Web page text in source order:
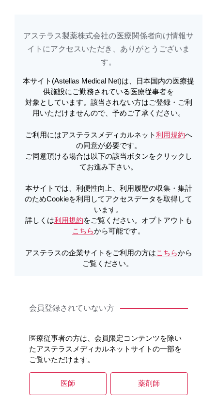
アステラスメディカルネットでは、利便性向上、利用履歴の収集・集計のた
Cookieを利用してアクセスデータを取得しています。詳しくは 利用規約
インタビューフォーム | ボノテオ
50mgインタビューフォーム 第１７
PDFをダウンロード
製品Q&A
アステラス製薬株式会社の医療関係者向け情報サ
イトに​アクセスいただき、ありがとうございま
す。​
本サイト(Astellas Medical Net)は、日本国内の医療提
供施設にご勤務されている医療従事者を
対象としています。該当されない方はご登録・ご利
用いただけませんので、予めご了承ください。
ご利用にはアステラスメディカルネット利用規約へ
の同意が必要です。
ご同意頂ける場合は以下の該当ボタンをクリックし
てお進み下さい。
本サイトでは、利便性向上、利用履歴の収集・集計
のためCookieを利用してアクセスデータを取得して
います。
詳しくは利用規約をご覧ください。オプトアウトも
こちらから可能です。
アステラスの企業サイトをご利用の方はこちらから
ご覧ください。
会員登録されていない方
医療従事者の方は、会員限定コンテンツを除い
たアステラスメディカルネットサイトの一部を
ご覧いただけます。
医師 薬剤師